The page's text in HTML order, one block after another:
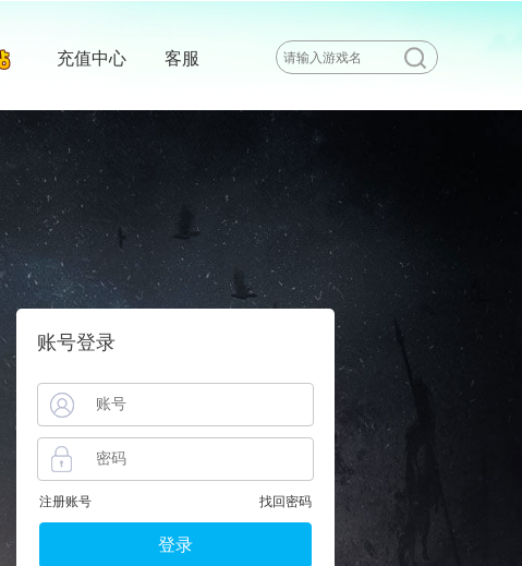
充值中心 客服
账号登录
注册账号 找回密码
登录